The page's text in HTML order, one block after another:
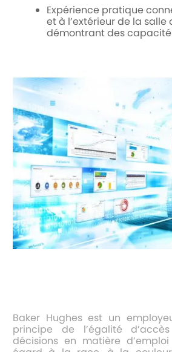
Expérience pratique
et à l’extérieur de la salle
démontrant des
Baker Hughes est un
principe de l’égalité
décisions en matière